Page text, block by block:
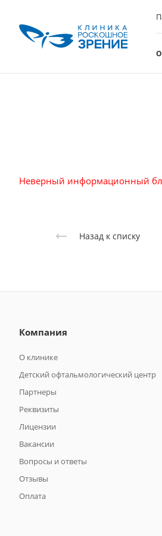
Неверный информационный
Назад к списку
Компания
О клинике
Детский офтальмологический центр
Партнеры
Реквизиты
Лицензии
Вакансии
Вопросы и ответы
Отзывы
Оплата